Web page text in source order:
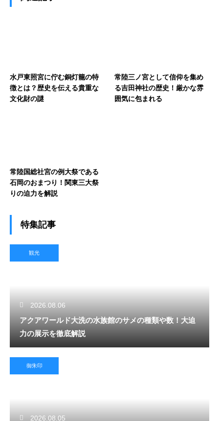
水戸東照宮に佇む銅灯籠の特
徴とは？歴史を伝える貴重な
文化財の謎
常陸三ノ宮として信仰を集め
る吉田神社の歴史！厳かな雰
囲気に包まれる
常陸国総社宮の例大祭である
石岡のおまつり！関東三大祭
りの迫力を解説
特集記事
観光
2026.08.06
アクアワールド大洗の水族館のサメの種類や数！大迫
力の展示を徹底解説
御朱印
2026.08.05